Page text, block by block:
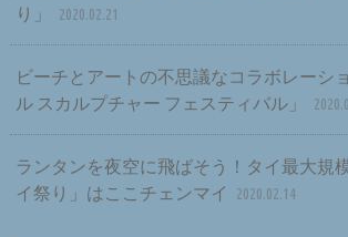
り」
2020.02.21
ビーチとアートの不思議なコラボレーシ
ル スカルプチャー フェスティバル」
ランタンを夜空に飛ばそう！タイ最大規
イ祭り」はここチェンマイ
2020.02.14